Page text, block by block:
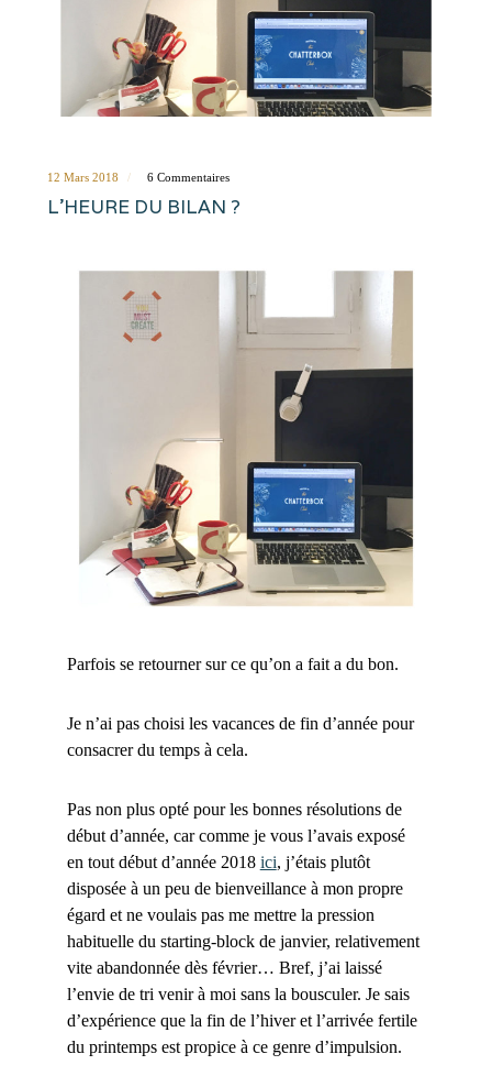
12 Mars 2018 6 Commentaires
L’HEURE DU BILAN ?
Parfois se retourner sur ce qu’on a fait a du bon.
Je n’ai pas choisi les vacances de fin d’année pour
consacrer du temps à cela.
Pas non plus opté pour les bonnes résolutions de
début d’année, car comme je vous l’avais exposé
en tout début d’année 2018 ici, j’étais plutôt
disposée à un peu de bienveillance à mon propre
égard et ne voulais pas me mettre la pression
habituelle du starting-block de janvier, relativement
vite abandonnée dès février… Bref, j’ai laissé
l’envie de tri venir à moi sans la bousculer. Je sais
d’expérience que la fin de l’hiver et l’arrivée fertile
du printemps est propice à ce genre d’impulsion.